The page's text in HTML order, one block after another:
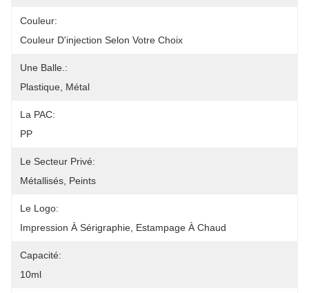
Couleur:
Couleur D'injection Selon Votre Choix
Une Balle.:
Plastique, Métal
La PAC:
PP
Le Secteur Privé:
Métallisés, Peints
Le Logo:
Impression À Sérigraphie, Estampage À Chaud
Capacité:
10ml